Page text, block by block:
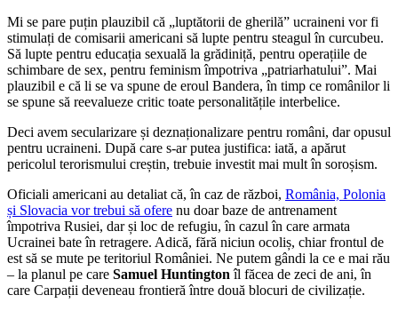
Mi se pare puțin plauzibil că „luptătorii de gherilă” ucraineni vor fi
stimulați de comisarii americani să lupte pentru steagul în curcubeu.
Să lupte pentru educația sexuală la grădiniță, pentru operațiile de
schimbare de sex, pentru feminism împotriva „patriarhatului”. Mai
plauzibil e că li se va spune de eroul Bandera, în timp ce românilor li
se spune să reevalueze critic toate personalitățile interbelice.
Deci avem secularizare și deznaționalizare pentru români, dar opusul
pentru ucraineni. După care s-ar putea justifica: iată, a apărut
pericolul terorismului creștin, trebuie investit mai mult în soroșism.
Oficiali americani au detaliat că, în caz de război, România, Polonia
și Slovacia vor trebui să ofere nu doar baze de antrenament
împotriva Rusiei, dar și loc de refugiu, în cazul în care armata
Ucrainei bate în retragere. Adică, fără niciun ocoliș, chiar frontul de
est să se mute pe teritoriul României. Ne putem gândi la ce e mai rău
– la planul pe care Samuel Huntington îl făcea de zeci de ani, în
care Carpații deveneau frontieră între două blocuri de civilizație.